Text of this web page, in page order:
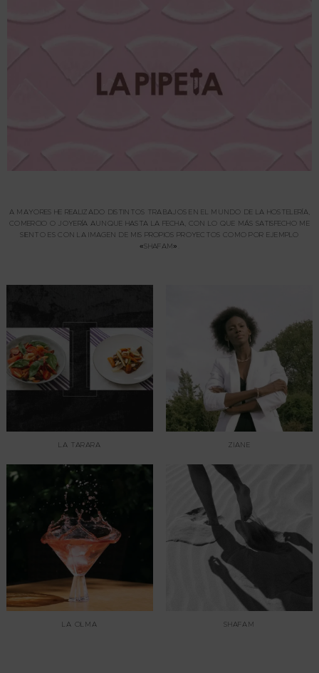
A MAYORES HE REALIZADO DISTINTOS TRABAJOS EN EL MUNDO DE LA HOSTELERÍA,
COMERCIO O JOYERÍA AUNQUE HASTA LA FECHA, CON LO QUE MÁS SATISFECHO ME
SIENTO ES CON LA IMAGEN DE MIS PROPIOS PROYECTOS COMO POR EJEMPLO
«SHAFAM».
LA TARARA ZIANE
LA OLMA SHAFAM